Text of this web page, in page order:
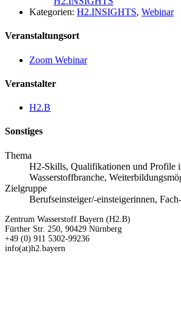
Kategorien: H2.INSIGHTS, Webinar
Veranstaltungsort
Zoom Webinar
Veranstalter
H2.B
Sonstiges
Thema
H2-Skills, Qualifikationen und Profile
Wasserstoffbranche,
Zielgruppe
Berufseinsteiger/-einsteigerinnen,
Zentrum Wasserstoff.Bayern (H2.B)
Fürther Str. 250, 90429 Nürnberg
+49 (0) 911 5302-99236
info(at)h2.bayern